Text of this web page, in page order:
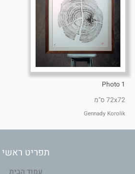
Photo 1
72x72 ס"מ
Gennady Korolik
תפריט ראשי
עמוד הבית